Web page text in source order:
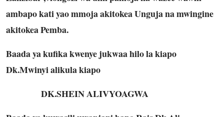
ambapo kati yao mmoja akitokea Unguja na mwingine
akitokea Pemba.
Baada ya kufika kwenye jukwaa hilo la kiapo
Dk.Mwinyi alikula kiapo
DK.SHEIN ALIVYOAGWA